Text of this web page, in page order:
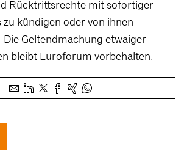
Rücktrittsrechte mit sofortiger
kündigen oder von ihnen
Geltendmachung etwaiger
bleibt Euroforum vorbehalten.